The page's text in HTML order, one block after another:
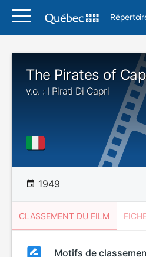
The Pirates of
v.o. : I Pirati Di Capri
1949
CLASSEMENT DU FILM
ClassementClassement
Motifs de